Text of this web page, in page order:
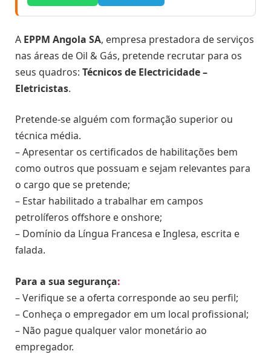
A EPPM Angola SA, empresa prestadora de serviços
nas áreas de Oil & Gás, pretende recrutar para os
seus quadros: Técnicos de Electricidade –
Eletricistas.
Pretende-se alguém com formação superior ou
técnica média.
– Apresentar os certificados de habilitações bem
como outros que possuam e sejam relevantes para
o cargo que se pretende;
– Estar habilitado a trabalhar em campos
petrolíferos offshore e onshore;
– Domínio da Língua Francesa e Inglesa, escrita e
falada.
Para a sua segurança:
– Verifique se a oferta corresponde ao seu perfil;
– Conheça o empregador em um local profissional;
– Não pague qualquer valor monetário ao
empregador.